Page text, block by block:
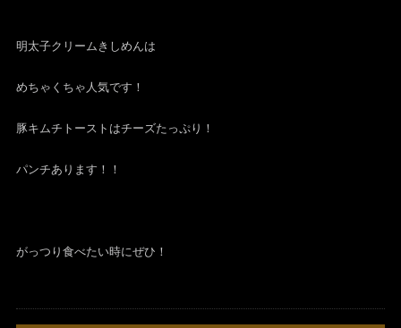
明太子クリームきしめんは
めちゃくちゃ人気です！
豚キムチトーストはチーズたっぷり！
パンチあります！！
がっつり食べたい時にぜひ！